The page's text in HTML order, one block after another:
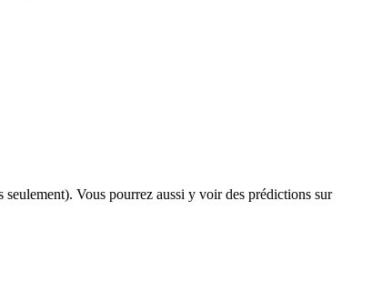
Vous pourrez aussi y voir des prédictions sur